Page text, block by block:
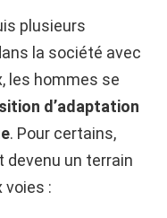
plusieurs
la société avec
les hommes se
d’adaptation
. Pour certains,
devenu un terrain
voies :